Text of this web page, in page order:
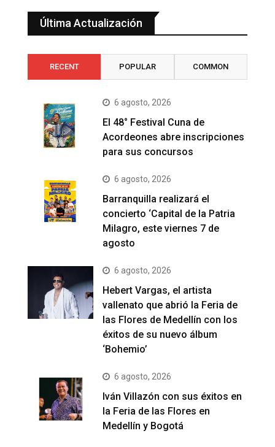
Última Actualización
RECENT POPULAR COMMON
6 agosto, 2026
El 48° Festival Cuna de
Acordeones abre inscripciones
para sus concursos
6 agosto, 2026
Barranquilla realizará el
concierto ‘Capital de la Patria
Milagro, este viernes 7 de
agosto
6 agosto, 2026
Hebert Vargas, el artista
vallenato que abrió la Feria de
las Flores de Medellín con los
éxitos de su nuevo álbum
‘Bohemio’
6 agosto, 2026
Iván Villazón con sus éxitos en
la Feria de las Flores en
Medellín y Bogotá